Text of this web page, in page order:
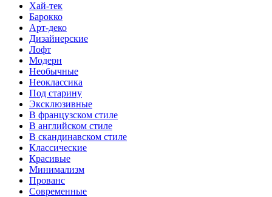
Хай-тек
Барокко
Арт-деко
Дизайнерские
Лофт
Модерн
Необычные
Неоклассика
Под старину
Эксклюзивные
В французском стиле
В английском стиле
В скандинавском стиле
Классические
Красивые
Минимализм
Прованс
Современные